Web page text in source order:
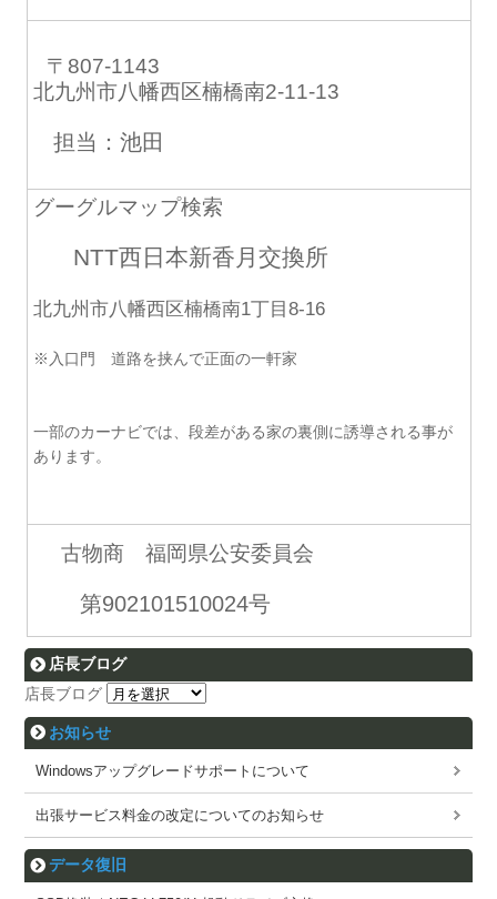
〒807-1143
北九州市八幡西区楠橋南2-11-13
担当：池田
グーグルマップ検索
NTT西日本新香月交換所
北九州市八幡西区楠橋南1丁目8-16
※入口門 道路を挟んで正面の一軒家
一部のカーナビでは、段差がある家の裏側に誘導される事が
あります。
古物商 福岡県公安委員会
第902101510024号
店長ブログ
店長ブログ
お知らせ
Windowsアップグレードサポートについて
出張サービス料金の改定についてのお知らせ
データ復旧